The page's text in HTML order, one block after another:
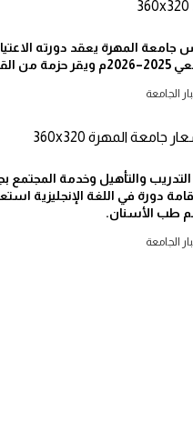
جامعة المهرة يعقد دورته
والتوصيات
الجامعة
التدريب والتأهيل وخدمة المجتمع
دورة في اللغة الإنجليزية
طب الأسنان.
الجامعة